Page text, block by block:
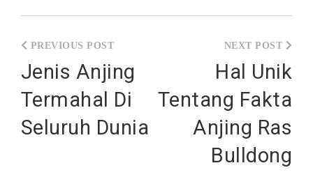
navigation
Jenis Anjing
Termahal Di
Seluruh Dunia
Hal Unik
Tentang Fakta
Anjing Ras
Bulldong